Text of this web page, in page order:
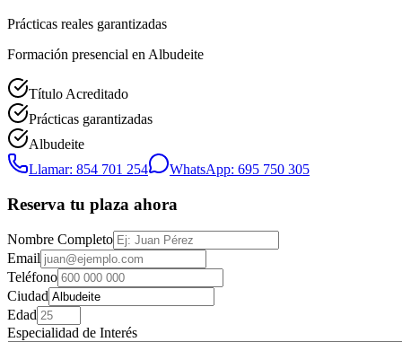
Prácticas reales garantizadas
Formación presencial en Albudeite
Título Acreditado
Prácticas garantizadas
Albudeite
Llamar: 854 701 254
WhatsApp: 695 750 305
Reserva tu plaza ahora
Nombre Completo
Email
Teléfono
Ciudad
Edad
Especialidad de Interés